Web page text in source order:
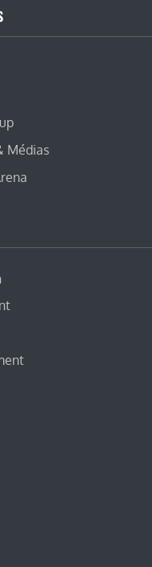
Médias